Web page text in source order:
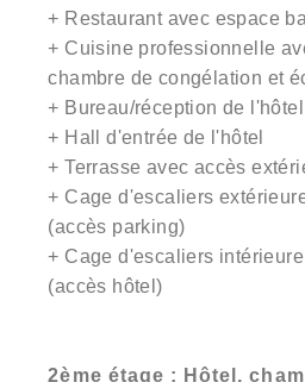
+ Restaurant avec espace
+ Cuisine professionnelle
chambre de congélation et
+ Bureau/réception de l'hôtel
+ Hall d'entrée de l'hôtel
+ Terrasse avec accès
+ Cage d'escaliers
(accès parking)
+ Cage d'escaliers
(accès hôtel)
2ème étage : Hôtel,